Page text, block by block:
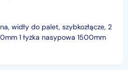
widły do ​​palet, szybkozłącze, 2
1 łyżka nasypowa 1500mm